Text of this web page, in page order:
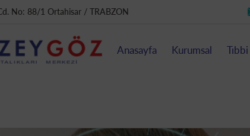
No: 88/1 Ortahisar / TRABZON
Anasayfa Kurumsal